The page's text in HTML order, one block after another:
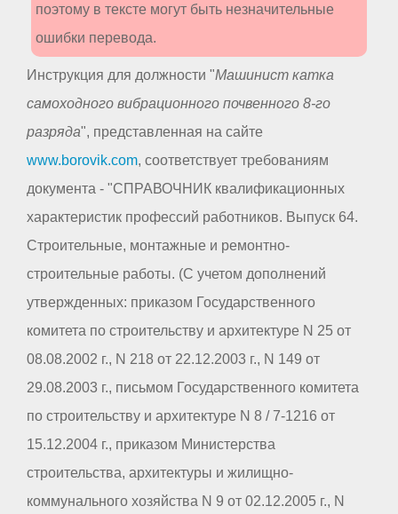
поэтому в тексте могут быть незначительные
ошибки перевода.
Инструкция для должности "Машинист катка
самоходного вибрационного почвенного 8-го
разряда", представленная на сайте
www.borovik.com, соответствует требованиям
документа - "СПРАВОЧНИК квалификационных
характеристик профессий работников. Выпуск 64.
Строительные, монтажные и ремонтно-
строительные работы. (С учетом дополнений
утвержденных: приказом Государственного
комитета по строительству и архитектуре N 25 от
08.08.2002 г., N 218 от 22.12.2003 г., N 149 от
29.08.2003 г., письмом Государственного комитета
по строительству и архитектуре N 8 / 7-1216 от
15.12.2004 г., приказом Министерства
строительства, архитектуры и жилищно-
коммунального хозяйства N 9 от 02.12.2005 г., N